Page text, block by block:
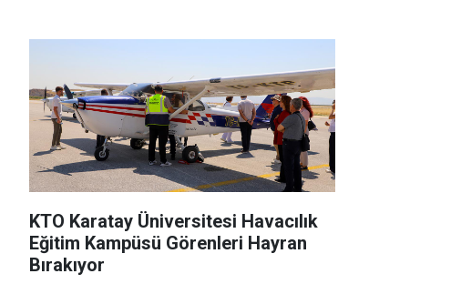
KTO Karatay Üniversitesi Havacılık
Eğitim Kampüsü Görenleri Hayran
Bırakıyor